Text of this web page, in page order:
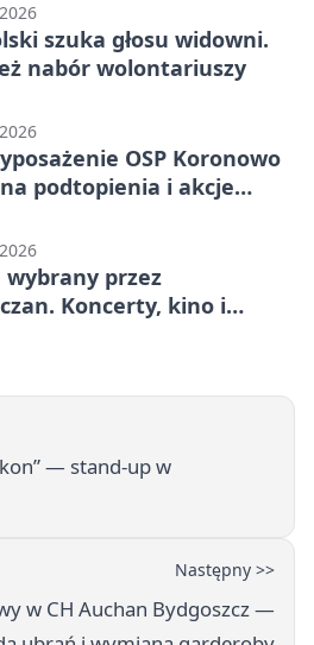
szuka głosu widowni.
nabór wolontariuszy
OSP Koronowo
podtopienia i akcje
wybrany przez
Koncerty, kino i
— stand-up w
Następny >>
w CH Auchan Bydgoszcz —